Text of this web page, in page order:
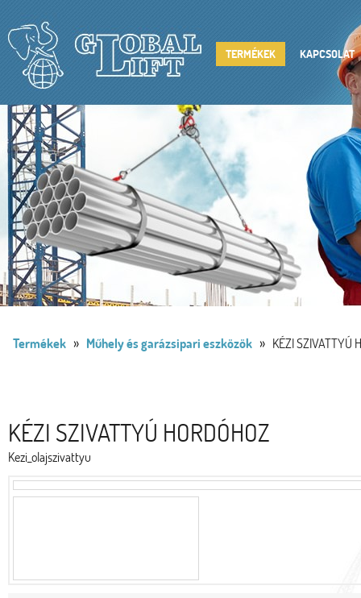
TERMÉKEK KAPCSOLAT
Termékek » Műhely és garázsipari eszközök » KÉZI SZIVATTYÚ
KÉZI SZIVATTYÚ HORDÓHOZ
Kezi_olajszivattyu